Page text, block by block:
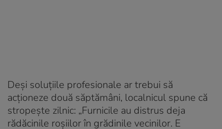
Deși soluțiile profesionale ar trebui să
acționeze două săptămâni, localnicul spune că
stropește zilnic: „Furnicile au distrus deja
rădăcinile roșiilor în grădinile vecinilor. E